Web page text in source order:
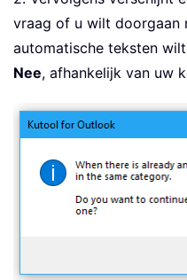
vraag of u wilt doorgaan
automatische teksten
Nee, afhankelijk van uw